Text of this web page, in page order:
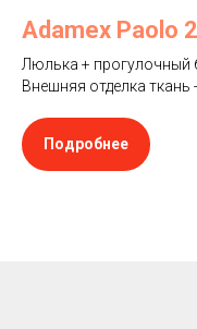
Adamex Paolo
Люлька + прогулочный
Внешняя отделка ткань
Подробнее